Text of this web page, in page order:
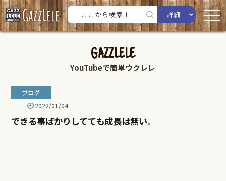
詳細
GAZZLELE
YouTubeで簡単ウクレレ
ブログ
2022/01/04
できる事ばかりしてても成長は無い。